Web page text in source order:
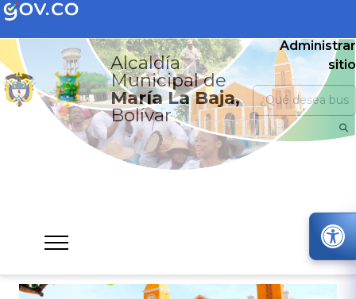
Alcaldía
Municipal de
María La Baja,
Bolívar
Administrar
sitio